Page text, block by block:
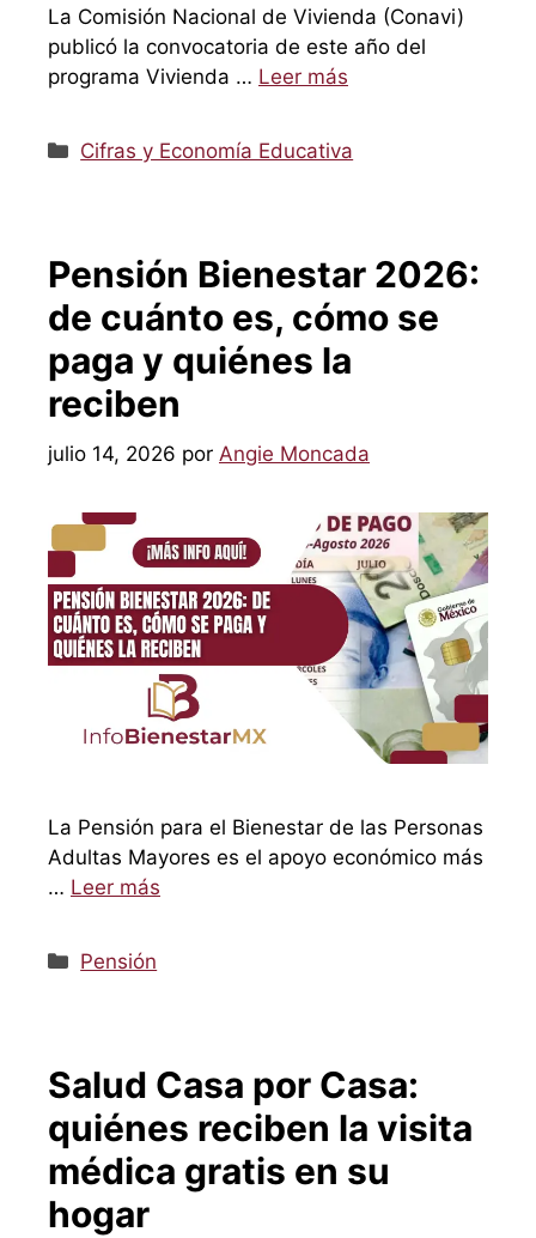
La Comisión Nacional de Vivienda (Conavi)
publicó la convocatoria de este año del
programa Vivienda … Leer más
Categorías
Cifras y Economía Educativa
Pensión Bienestar 2026:
de cuánto es, cómo se
paga y quiénes la
reciben
julio 14, 2026 por Angie Moncada
La Pensión para el Bienestar de las Personas
Adultas Mayores es el apoyo económico más
… Leer más
Categorías
Pensión
Salud Casa por Casa:
quiénes reciben la visita
médica gratis en su
hogar